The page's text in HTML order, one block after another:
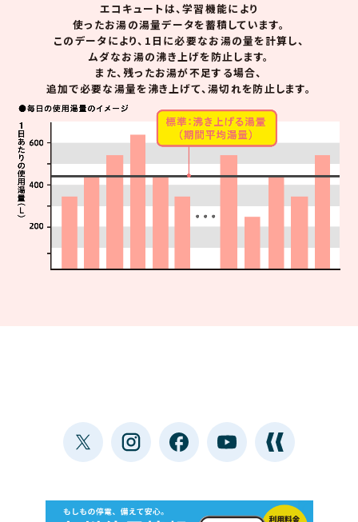
エコキュートは、学習機能により
使ったお湯の湯量データを蓄積しています。
このデータにより、1日に必要なお湯の量を計算し、
ムダなお湯の沸き上げを防止します。
また、残ったお湯が不足する場合、
追加で必要な湯量を沸き上げて、湯切れを防止します。